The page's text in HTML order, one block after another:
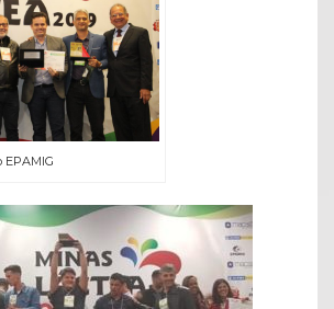
EPAMIG